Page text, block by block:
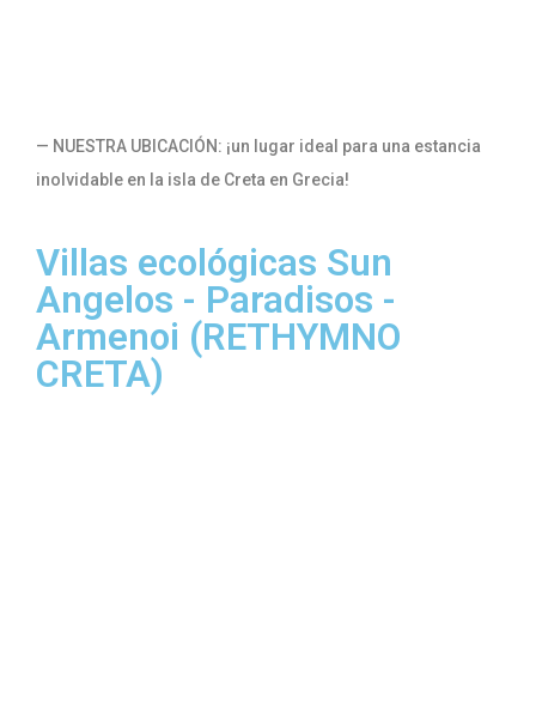
— NUESTRA UBICACIÓN: ¡un lugar ideal para una estancia
inolvidable en la isla de Creta en Grecia!
Villas ecológicas Sun
Angelos - Paradisos -
Armenoi (RETHYMNO
CRETA)